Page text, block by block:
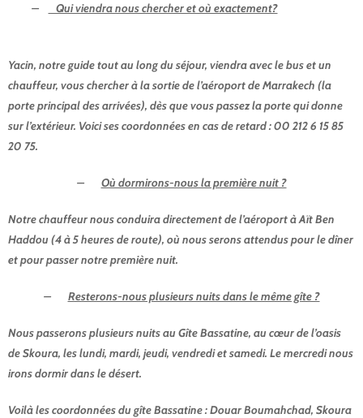
– Qui viendra nous chercher et où exactement?
Yacin, notre guide tout au long du séjour, viendra avec le bus et un
chauffeur, vous chercher à la sortie de l’aéroport de Marrakech (la
porte principal des arrivées), dès que vous passez la porte qui donne
sur l’extérieur. Voici ses coordonnées en cas de retard : 00 212 6 15 85
20 75.
– Où dormirons-nous la première nuit ?
Notre chauffeur nous conduira directement de l’aéroport à Aït Ben
Haddou (4 à 5 heures de route), où nous serons attendus pour le dîner
et pour passer notre première nuit.
– Resterons-nous plusieurs nuits dans le même gîte ?
Nous passerons plusieurs nuits au Gîte Bassatine, au cœur de l’oasis
de Skoura, les lundi, mardi, jeudi, vendredi et samedi. Le mercredi nous
irons dormir dans le désert.
Voilà les coordonnées du gîte Bassatine : Douar Boumahchad, Skoura